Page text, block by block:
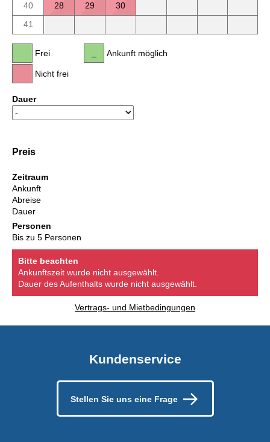
40
28 29
30
41
Frei
Nicht frei
Ankunft möglich
Dauer
Preis
Zeitraum
Ankunft
Abreise
Dauer
Personen
Bis zu 5 Personen
Bitte beachten
Ankunftszeit wurde nicht ausgewählt.
Dauer des Aufenthalts wurde nicht ausgewählt.
Vertrags- und Mietbedingungen
Kundenservice
Stellen Sie uns eine Frage